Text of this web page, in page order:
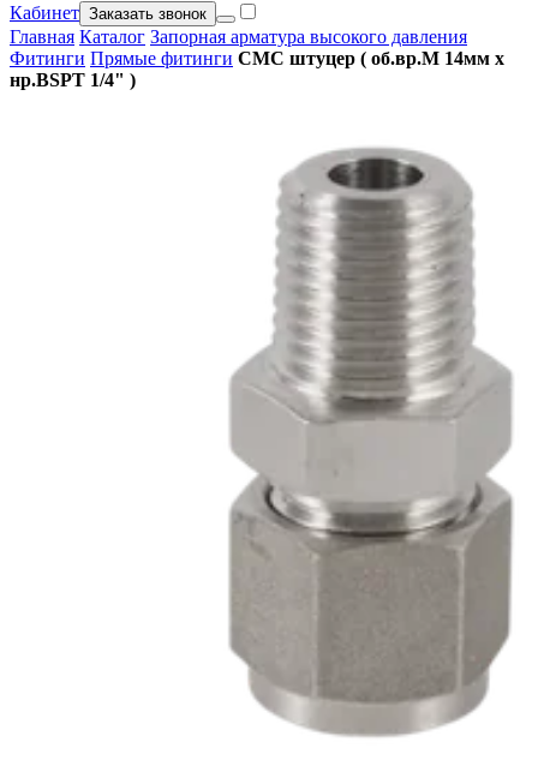
Кабинет Заказать звонок
Главная Каталог Запорная арматура высокого давления
Фитинги Прямые фитинги CMC штуцер ( об.вр.М 14мм x
нр.BSPT 1/4" )